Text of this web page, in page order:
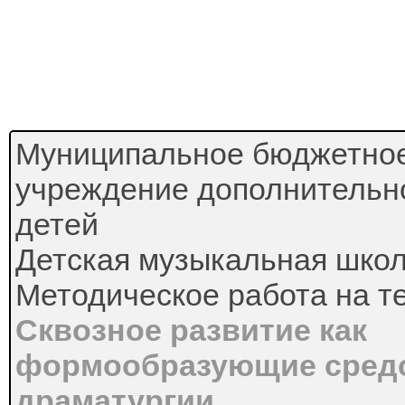
Муниципальное
учреждение
детей
Детская музыкальная
Методическое работа на
Сквозное развитие как
формообразующие